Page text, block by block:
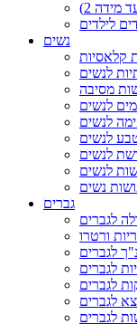
מידה 2)
לילדים
נשים
קלאסיות
לנשים
מסיבה
לנשים
לנשים
לנשים
לנשים
לנשים
נשים
גברים
לגברים
ורטרו
לגברים
לגברים
לגברים
לגברים
לגברים